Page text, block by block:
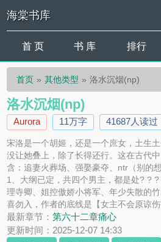
海棠书库
首 页 书 库 排行
首页 其他类型 洛水沉烟(np)
洛水沉烟(np)
Aurora 11万字 41687人读过
宋洛是一个胡姬，还是一个庶女，土生
没让她叠上，除了长得还行。这在古代
含：追妻火葬场、强娶豪夺、ntr（别的
1、大纲已定，共四个男主，都是处? ?
理寺卿、姐控傲娇小将军、年少失散的
喜勿入，作者的底线是【女主不会原谅
子情节，有男主死亡情节（真死，非假
写文，文笔小白，欢迎各种指正更新频
最新章节：第六十二章痛心
更新时间：2025-12-07 14:33